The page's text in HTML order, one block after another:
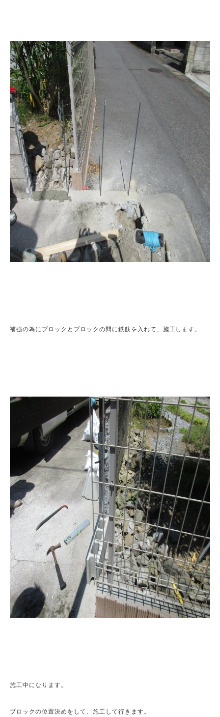
補強の為にブロックとブロックの間に鉄筋を入れて、施工します。
施工中になります。
ブロックの位置決めをして、施工して行きます。